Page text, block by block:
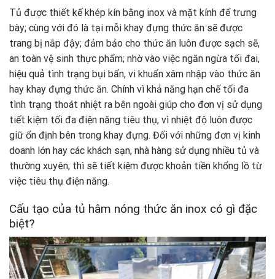
Tủ được thiết kế khép kín bằng inox và mặt kính để trưng
bày; cùng với đó là tại mỗi khay đựng thức ăn sẽ được
trang bị nắp đậy; đảm bảo cho thức ăn luôn được sạch sẽ,
an toàn vệ sinh thực phẩm; nhờ vào việc ngăn ngừa tối đai,
hiệu quả tình trạng bụi bẩn, vi khuẩn xâm nhập vào thức ăn
hay khay đựng thức ăn. Chính vì khả năng hạn chế tối đa
tình trạng thoát nhiệt ra bên ngoài giúp cho đơn vị sử dụng
tiết kiệm tối đa điện năng tiêu thụ, vì nhiệt độ luôn được
giữ ổn định bên trong khay đựng. Đối với những đơn vị kinh
doanh lớn hay các khách sạn, nhà hàng sử dụng nhiều tủ và
thường xuyên; thì sẽ tiết kiệm được khoản tiền khổng lồ từ
việc tiêu thụ điện năng.
Cấu tạo của tủ hâm nóng thức ăn inox có gì đặc
biệt?